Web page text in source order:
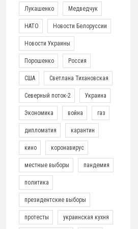
Лукашенко Медведчук
НАТО Новости Белоруссии
Новости Украины
Порошенко Россия
США Светлана Тихановская
Северный поток-2 Украина
Экономика война газ
дипломатия карантин
кино коронавирус
местные выборы пандемия
политика
президентские выборы
протесты украинская кухня